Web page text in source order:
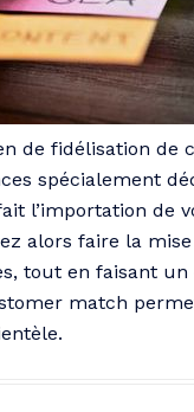
de fidélisation de
spécialement
l’importation de
alors faire la
tout en faisant un
match